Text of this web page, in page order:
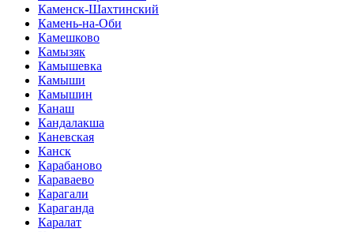
Каменск-Шахтинский
Камень-на-Оби
Камешково
Камызяк
Камышевка
Камыши
Камышин
Канаш
Кандалакша
Каневская
Канск
Карабаново
Караваево
Карагали
Караганда
Каралат